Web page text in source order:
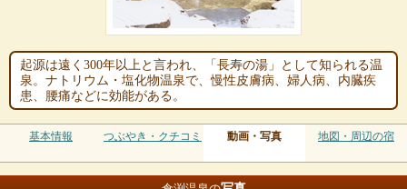
起源は遠く300年以上と言われ、「長寿の湯」として知られる温
泉。ナトリウム・塩化物温泉で、慢性皮膚病、婦人病、内臓疾
患、腰痛などに効能がある。
基本情報 つぶやき・クチコミ 動画・写真 地図・周辺の宿